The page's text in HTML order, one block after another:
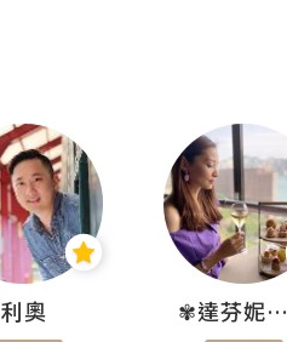
利奧 ✾達芬妮•愛孩子•愛生活✾